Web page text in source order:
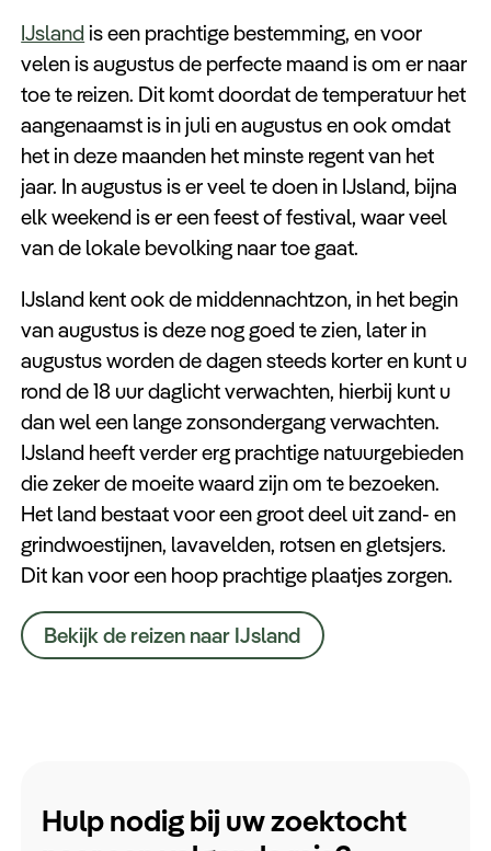
IJsland is een prachtige bestemming, en voor
velen is augustus de perfecte maand is om er naar
toe te reizen. Dit komt doordat de temperatuur het
aangenaamst is in juli en augustus en ook omdat
het in deze maanden het minste regent van het
jaar. In augustus is er veel te doen in IJsland, bijna
elk weekend is er een feest of festival, waar veel
van de lokale bevolking naar toe gaat.
IJsland kent ook de middennachtzon, in het begin
van augustus is deze nog goed te zien, later in
augustus worden de dagen steeds korter en kunt u
rond de 18 uur daglicht verwachten, hierbij kunt u
dan wel een lange zonsondergang verwachten.
IJsland heeft verder erg prachtige natuurgebieden
die zeker de moeite waard zijn om te bezoeken.
Het land bestaat voor een groot deel uit zand- en
grindwoestijnen, lavavelden, rotsen en gletsjers.
Dit kan voor een hoop prachtige plaatjes zorgen.
Bekijk de reizen naar IJsland
Hulp nodig bij uw zoektocht